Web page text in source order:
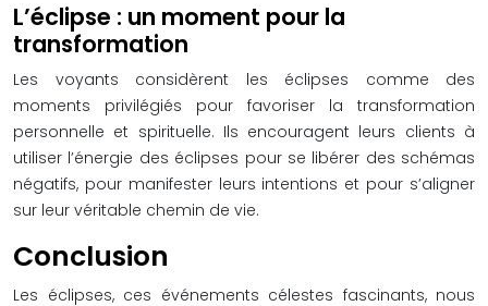
L’éclipse : un moment pour la
transformation
Les voyants considèrent les éclipses comme des
moments privilégiés pour favoriser la transformation
personnelle et spirituelle. Ils encouragent leurs clients à
utiliser l’énergie des éclipses pour se libérer des schémas
négatifs, pour manifester leurs intentions et pour s’aligner
sur leur véritable chemin de vie.
Conclusion
Les éclipses, ces événements célestes fascinants, nous